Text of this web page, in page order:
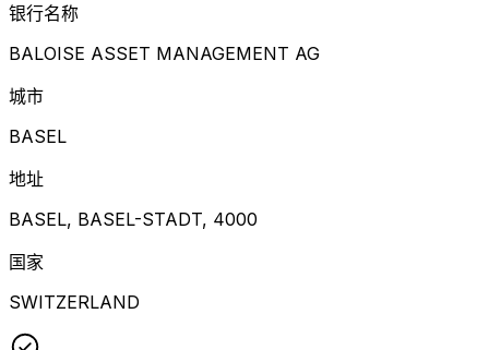
银行名称
BALOISE ASSET MANAGEMENT AG
城市
BASEL
地址
BASEL, BASEL-STADT, 4000
国家
SWITZERLAND